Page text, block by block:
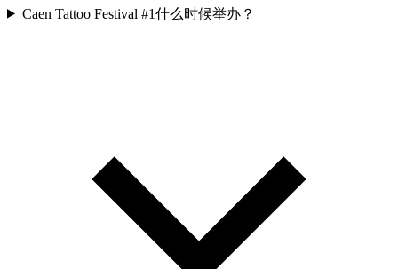
Caen Tattoo Festival #1什么时候举办？